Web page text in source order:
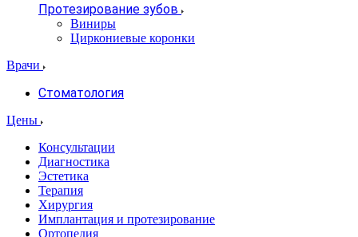
Протезирование зубов
Виниры
Циркониевые коронки
Врачи
Стоматология
Цены
Консультации
Диагностика
Эстетика
Терапия
Хирургия
Имплантация и протезирование
Ортопедия